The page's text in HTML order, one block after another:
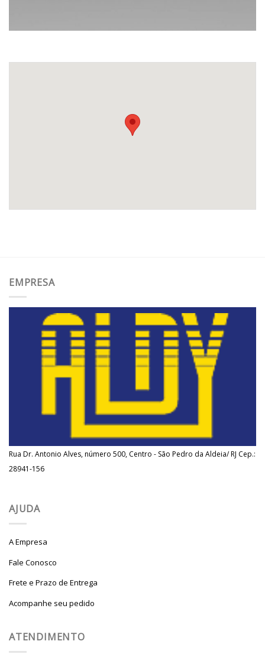
EMPRESA
Rua Dr. Antonio Alves, número 500, Centro - São Pedro da Aldeia/ RJ Cep.:
28941-156
AJUDA
A Empresa
Fale Conosco
Frete e Prazo de Entrega
Acompanhe seu pedido
ATENDIMENTO